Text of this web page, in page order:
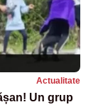
Actualitate
Un grup